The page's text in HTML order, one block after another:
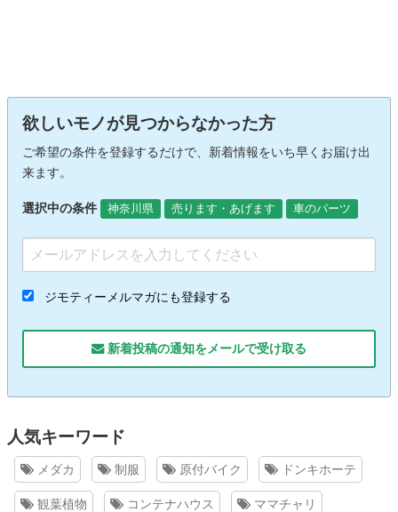
欲しいモノが見つからなかった方
ご希望の条件を登録するだけで、新着情報をいち早くお届け出
来ます。
選択中の条件 神奈川県 売ります・あげます 車のパーツ
ジモティーメルマガにも登録する
新着投稿の通知をメールで受け取る
人気キーワード
メダカ 制服 原付バイク ドンキホーテ
観葉植物 コンテナハウス ママチャリ